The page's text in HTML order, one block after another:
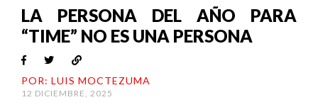
LA PERSONA DEL AÑO PARA
“TIME” NO ES UNA PERSONA
POR: LUIS MOCTEZUMA
12 DICIEMBRE, 2025